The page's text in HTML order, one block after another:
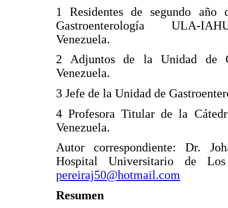
1 Residentes de segundo año
Gastroenterología ULA-
Venezuela.
2 Adjuntos de la Unidad de
Venezuela.
3 Jefe de la Unidad de
4 Profesora Titular de la
Venezuela.
Autor correspondiente: Dr.
Hospital Universitario de
pereiraj50@hotmail.com
Resumen